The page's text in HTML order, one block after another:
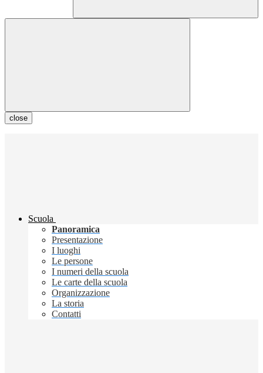
close
Scuola
Panoramica
Presentazione
I luoghi
Le persone
I numeri della scuola
Le carte della scuola
Organizzazione
La storia
Contatti